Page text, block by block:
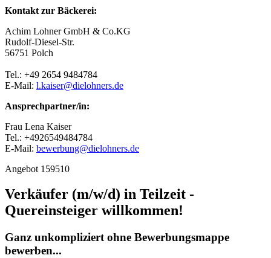
Kontakt zur Bäckerei:
Achim Lohner GmbH & Co.KG
Rudolf-Diesel-Str.
56751 Polch
Tel.: +49 2654 9484784
E-Mail: l.kaiser@dielohners.de
Ansprechpartner/in:
Frau Lena Kaiser
Tel.: +4926549484784
E-Mail: bewerbung@dielohners.de
Angebot 159510
Verkäufer (m/w/d) in Teilzeit -
Quereinsteiger willkommen!
Ganz unkompliziert ohne Bewerbungsmappe
bewerben...